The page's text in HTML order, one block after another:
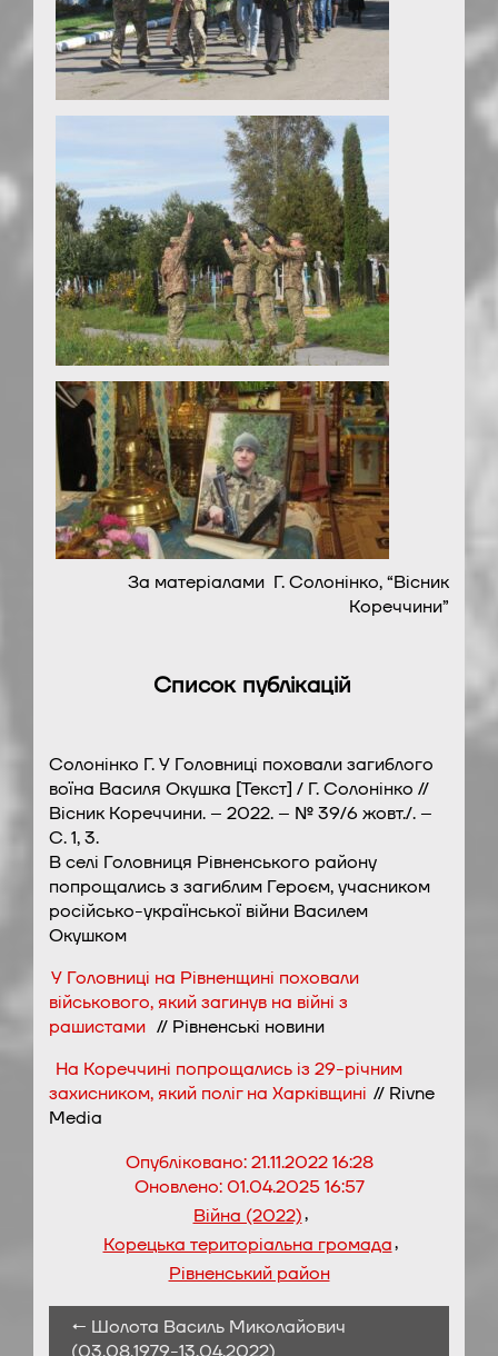
За матеріалами Г. Солонінко, “Вісник
Кореччини”
Список публікацій
Солонінко Г. У Головниці поховали загиблого
воїна Василя Окушка [Текст] / Г. Солонінко //
Вісник Кореччини. – 2022. – № 39/6 жовт./. –
С. 1, 3.
В селі Головниця Рівненського району
попрощались з загиблим Героєм, учасником
російсько-української війни Василем
Окушком
У Головниці на Рівненщині поховали
військового, який загинув на війні з
рашистами // Рівненські новини
На Кореччині попрощались із 29-річним
захисником, який поліг на Харківщині // Rivne
Media
Опубліковано:21.11.2022 16:28
Оновлено:01.04.2025 16:57
Війна (2022),
Корецька територіальна громада,
Рівненський район
← Шолота Василь Миколайович